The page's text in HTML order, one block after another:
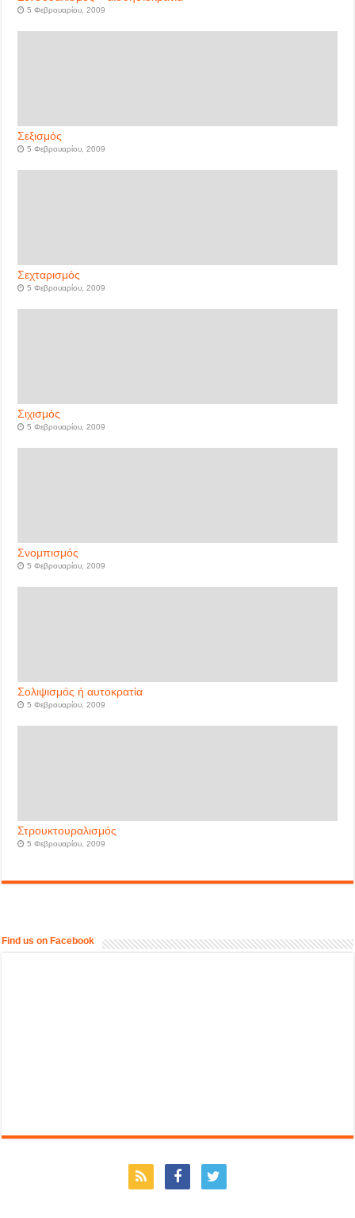
5 Φεβρουαρίου, 2009
Σεξισμός
5 Φεβρουαρίου, 2009
Σεχταρισμός
5 Φεβρουαρίου, 2009
Σιχισμός
5 Φεβρουαρίου, 2009
Σνομπισμός
5 Φεβρουαρίου, 2009
Σολιψισμός ή αυτοκρατία
5 Φεβρουαρίου, 2009
Στρουκτουραλισμός
5 Φεβρουαρίου, 2009
Find us on Facebook